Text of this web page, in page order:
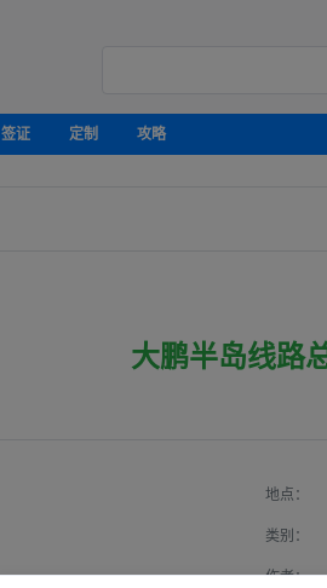
签证 定制
攻略
大鹏半岛线路
地点：
类别：
作者：